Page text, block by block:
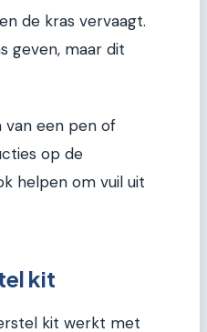
de kras vervaagt.
geven, maar dit
van een pen of
op de
helpen om vuil uit
kit
kit werkt met